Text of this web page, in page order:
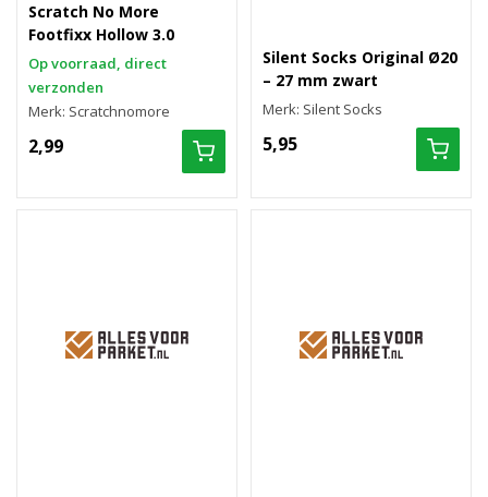
Scratch No More
Footfixx Hollow 3.0
Op voorraad, direct
verzonden
Merk: Scratchnomore
2,99
Silent Socks Original Ø20
– 27 mm zwart
Merk: Silent Socks
5,95